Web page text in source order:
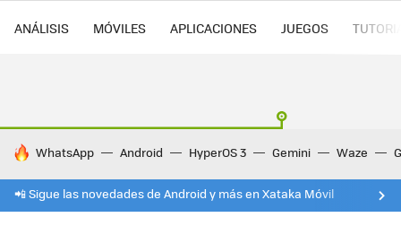
ANÁLISIS MÓVILES APLICACIONES JUEGOS
HOY SE HABLA DE
WhatsApp Android HyperOS 3 Gemini Waze
📲 Sigue las novedades de Android y más en Xataka Móvil